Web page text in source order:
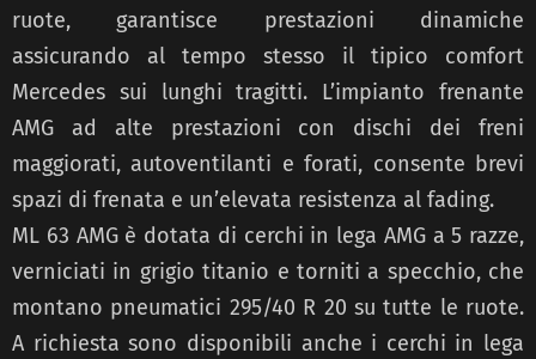
ruote, garantisce prestazioni dinamiche
assicurando al tempo stesso il tipico comfort
Mercedes sui lunghi tragitti. L’impianto frenante
AMG ad alte prestazioni con dischi dei freni
maggiorati, autoventilanti e forati, consente brevi
spazi di frenata e un’elevata resistenza al fading.
ML 63 AMG è dotata di cerchi in lega AMG a 5 razze,
verniciati in grigio titanio e torniti a specchio, che
montano pneumatici 295/40 R 20 su tutte le ruote.
A richiesta sono disponibili anche i cerchi in lega